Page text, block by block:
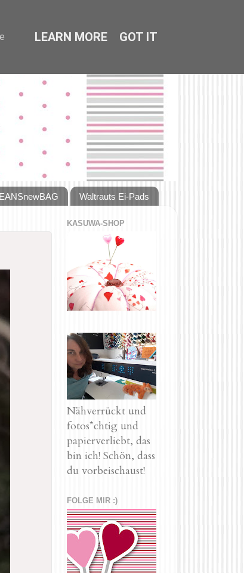
Waltrauts Ei-Pads
KASUWA-SHOP
Nähverrückt und
fotos*chtig und
papierverliebt, das
bin ich! Schön, dass
du vorbeischaust!
FOLGE MIR :)
LEARN MORE GOT IT